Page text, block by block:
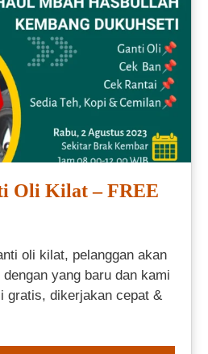
Oli Kilat – FREE
oli kilat, pelanggan akan
yang baru dan kami
gratis, dikerjakan cepat &